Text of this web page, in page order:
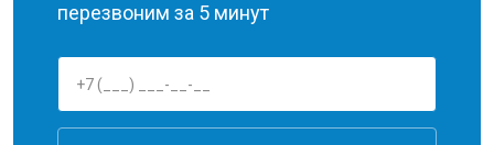
перезвоним за 5 минут